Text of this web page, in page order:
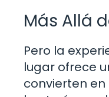
Más Allá
Pero la
lugar ofrece
convierten